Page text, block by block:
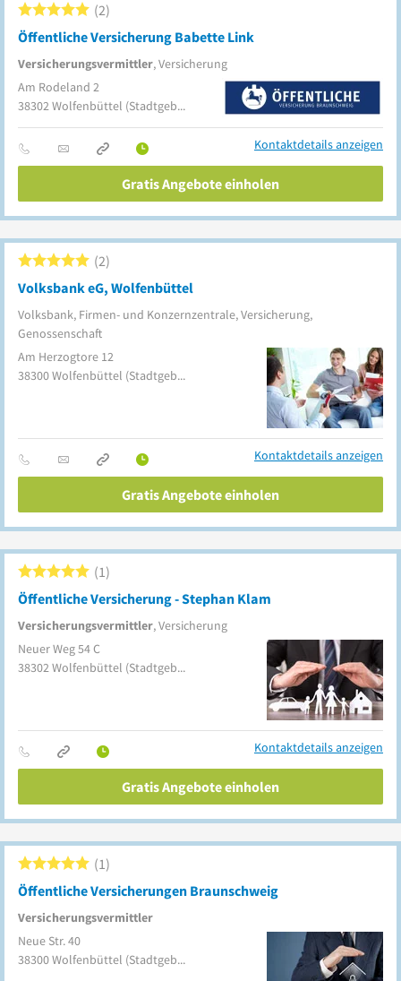
Öffentliche Versicherung Babette Link
Versicherungsvermittler, Versicherung
2
Am Rodeland 2
38302Wolfenbüttel (Stadtgebiet)
Kontaktdetails anzeigen
Gratis Angebote einholen
Volksbank eG, Wolfenbüttel
Volksbank, Firmen- und Konzernzentrale, Versicherung,
Genossenschaft
2
Am Herzogtore 12
38300Wolfenbüttel (Stadtgebiet)
Kontaktdetails anzeigen
Gratis Angebote einholen
Öffentliche Versicherung - Stephan Klam
Versicherungsvermittler, Versicherung
1
Neuer Weg 54 C
38302Wolfenbüttel (Stadtgebiet)
Kontaktdetails anzeigen
Gratis Angebote einholen
Öffentliche Versicherungen Braunschweig
Versicherungsvermittler
1
Neue Str. 40
38300Wolfenbüttel (Stadtgebiet)